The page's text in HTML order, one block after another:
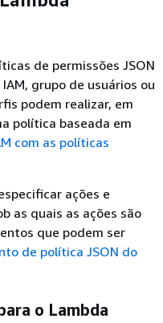
de permissões JSON
grupo de usuários ou
podem realizar, em
política baseada em
com as políticas
ações e
as quais as ações são
que podem ser
de política JSON do
o Lambda